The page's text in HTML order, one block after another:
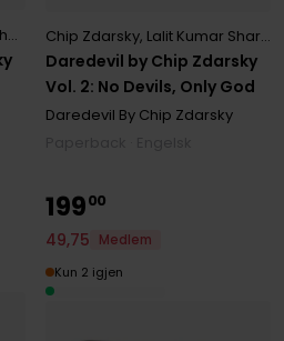
Daredevil by Chip Zdarsky
Vol. 2: No Devils, Only God
Chip Zdarsky, Lalit Kumar Sharma
Daredevil By Chip Zdarsky
19900
49,75
Medlem
Kun 2 igjen